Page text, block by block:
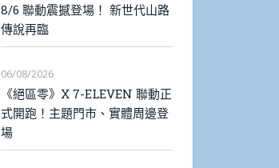
8/6 聯動震撼登場！ 新世代山路
傳說再臨
06/08/2026
《絕區零》X 7-ELEVEN 聯動正
式開跑！主題門市、實體周邊登
場